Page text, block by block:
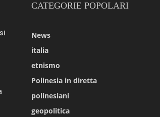
CATEGORIE POPOLARI
News
italia
etnismo
Polinesia in diretta
polinesiani
geopolitica